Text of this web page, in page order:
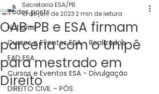
Todos posts
Noticías
Cursos e Eventos ESA - Realizados
EAD ESA
Cursos e Eventos ESA - Divulgação
DIREITO CIVIL - PÓS
OAB-PB e ESA firmam
parceria com o Unipê
para mestrado em
Direito
Secretaria ESA/PB
13 de jun. de 20232 min de leitura